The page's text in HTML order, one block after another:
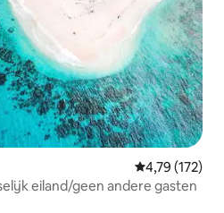
Gemiddelde
4,79 (172)
eiland/geen andere gasten